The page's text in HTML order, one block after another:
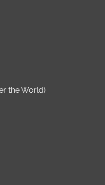
the World)